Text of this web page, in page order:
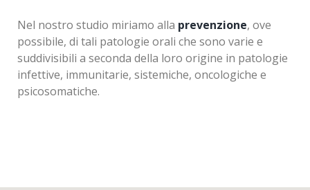
Nel nostro studio miriamo alla prevenzione, ove
possibile, di tali patologie orali che sono varie e
suddivisibili a seconda della loro origine in patologie
infettive, immunitarie, sistemiche, oncologiche e
psicosomatiche.